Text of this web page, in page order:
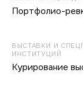
Портфолио-
ВЫСТАВКИ И
ИНСТИТУЦИЙ
Курирование